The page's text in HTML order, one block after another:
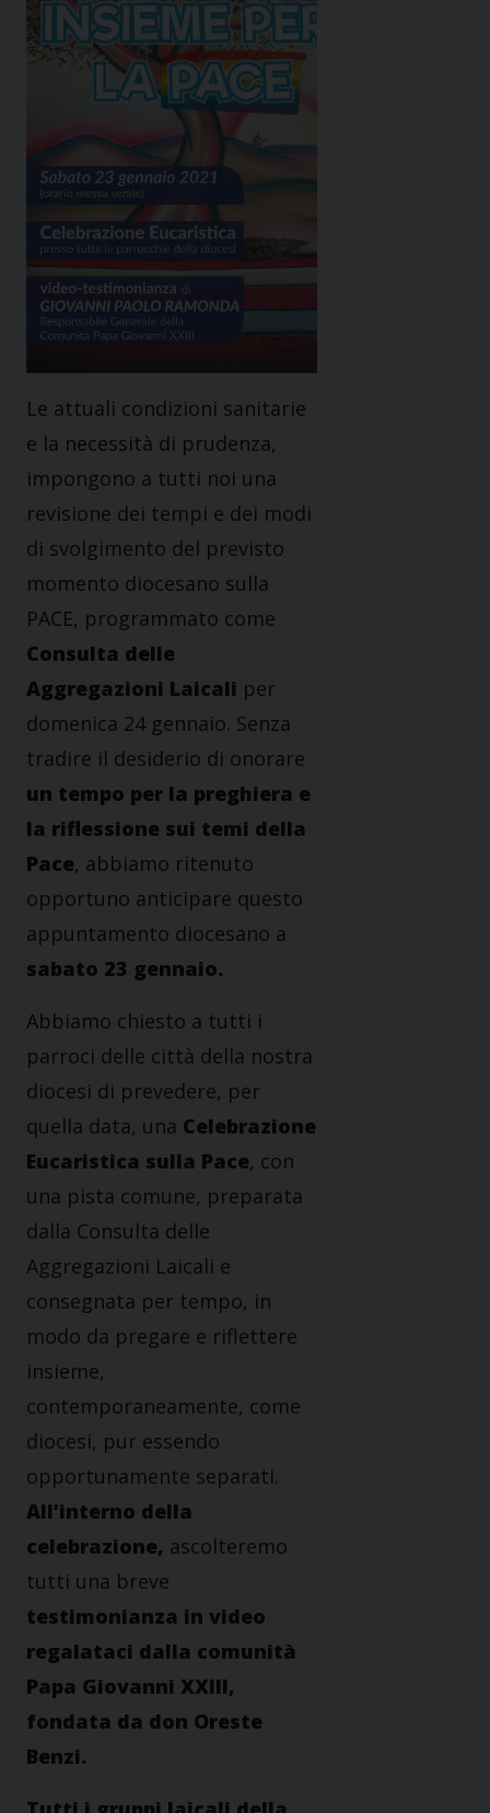
Le attuali condizioni sanitarie
e la necessità di prudenza,
impongono a tutti noi una
revisione dei tempi e dei modi
di svolgimento del previsto
momento diocesano sulla
PACE, programmato come
Consulta delle
Aggregazioni Laicali per
domenica 24 gennaio. Senza
tradire il desiderio di onorare
un tempo per la preghiera e
la riflessione sui temi della
Pace, abbiamo ritenuto
opportuno anticipare questo
appuntamento diocesano a
sabato 23 gennaio.
Abbiamo chiesto a tutti i
parroci delle città della nostra
diocesi di prevedere, per
quella data, una Celebrazione
Eucaristica sulla Pace, con
una pista comune, preparata
dalla Consulta delle
Aggregazioni Laicali e
consegnata per tempo, in
modo da pregare e riflettere
insieme,
contemporaneamente, come
diocesi, pur essendo
opportunamente separati.
All’interno della
celebrazione, ascolteremo
tutti una breve
testimonianza in video
regalataci dalla comunità
Papa Giovanni XXIII,
fondata da don Oreste
Benzi.